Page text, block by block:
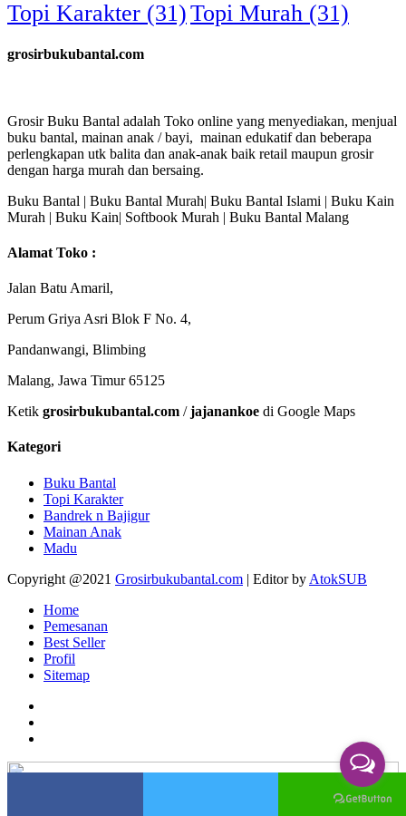
Topi Karakter (31)Topi Murah (31)
grosirbukubantal.com
Grosir Buku Bantal adalah Toko online yang menyediakan, menjual
buku bantal, mainan anak / bayi, mainan edukatif dan beberapa
perlengkapan utk balita dan anak-anak baik retail maupun grosir
dengan harga murah dan bersaing.
Buku Bantal | Buku Bantal Murah| Buku Bantal Islami | Buku Kain
Murah | Buku Kain| Softbook Murah | Buku Bantal Malang
Alamat Toko :
Jalan Batu Amaril,
Perum Griya Asri Blok F No. 4,
Pandanwangi, Blimbing
Malang, Jawa Timur 65125
Ketik grosirbukubantal.com /jajanankoe di Google Maps
Kategori
Buku Bantal
Topi Karakter
Bandrek n Bajigur
Mainan Anak
Madu
Copyright @2021 Grosirbukubantal.com | Editor by AtokSUB
Home
Pemesanan
Best Seller
Profil
Sitemap